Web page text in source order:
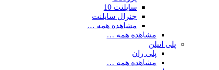
سایلنت 10
جنرال سایلنت
مشاهده همه …
مشاهده همه …
پلی اتیلن
پلی ران
مشاهده همه …